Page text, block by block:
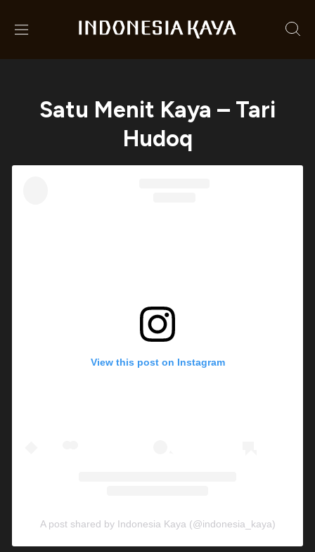
Satu Menit Kaya – Tari
Hudoq
View this post on Instagram
A post shared by Indonesia Kaya (@indonesia_kaya)